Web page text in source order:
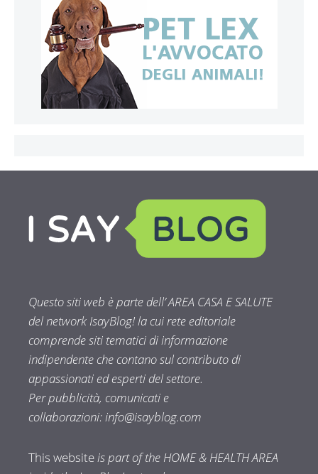
Questo siti web è parte dell’ AREA CASA E SALUTE
del network IsayBlog! la cui rete editoriale
comprende siti tematici di informazione
indipendente che contano sul contributo di
appassionati ed esperti del settore.
Per pubblicità, comunicati e
collaborazioni:info@isayblog.com
This websiteis part of the HOME & HEALTH AREA